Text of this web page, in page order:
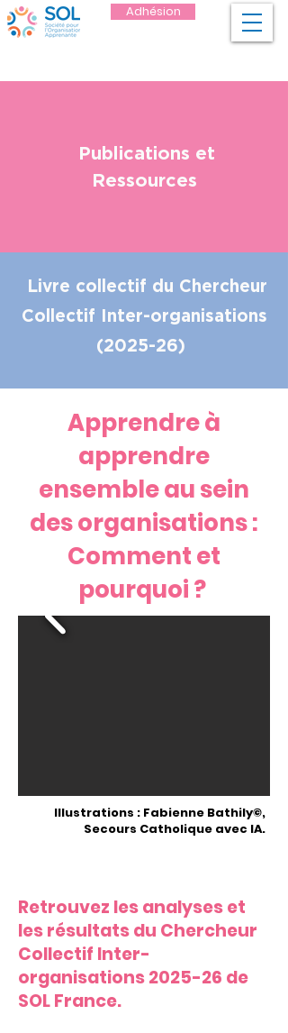
Adhésion
Publications et
Ressources
Livre collectif du Chercheur
Collectif Inter-organisations
(2025-26)
Apprendre à
apprendre
ensemble au sein
des organisations :
Comment et
pourquoi ?
Illustrations : Fabienne Bathily©,
Secours Catholique avec IA.
Retrouvez les analyses et
les résultats du Chercheur
Collectif Inter-
organisations 2025-26 de
SOL France.